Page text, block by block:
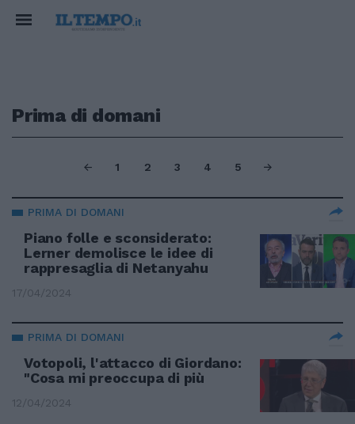
Prima di domani
1 2 3 4 5
PRIMA DI DOMANI
Piano folle e sconsiderato:
Lerner demolisce le idee di
rappresaglia di Netanyahu
17/04/2024
PRIMA DI DOMANI
Votopoli, l'attacco di Giordano:
"Cosa mi preoccupa di più
12/04/2024